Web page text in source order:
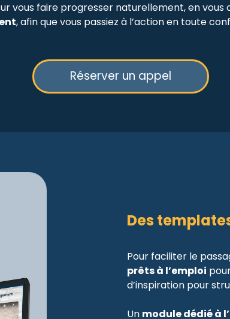
vous faire progresser naturellement, en vous
, afin que vous passiez à l’action en toute
Réserver un appel
Des
Pour faciliter le
prêts à l’emploi
d’inspiration pour
Un module dédié à